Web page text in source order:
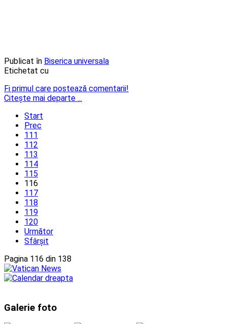
Publicat în Biserica universala
Etichetat cu
Fi primul care postează comentarii!
Citeşte mai departe ...
Start
Prec
111
112
113
114
115
116
117
118
119
120
Următor
Sfârșit
Pagina 116 din 138
Galerie foto